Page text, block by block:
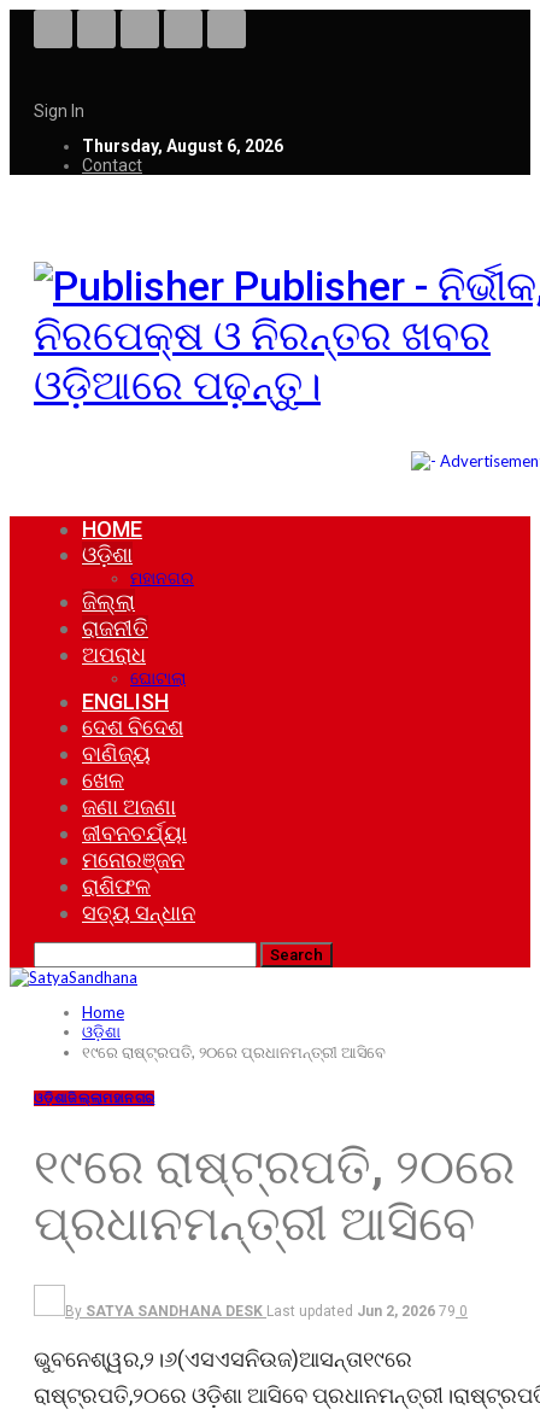
Sign In
Thursday, August 6, 2026
Contact
Publisher -
ନିରପେକ୍ଷ ଓ ନିରନ୍ତର ଖବର
ଓଡ଼ିଆରେ ପଢ଼ନ୍ତୁ।
HOME
ଓଡ଼ିଶା
ମହାନଗର
ଜିଲ୍ଲା
ରାଜନୀତି
ଅପରାଧ
ଘୋଟାଲା
ENGLISH
ଦେଶ ବିଦେଶ
ବାଣିଜ୍ୟ
ଖେଳ
ଜଣା ଅଜଣା
ଜୀବନଚର୍ଯ୍ୟା
ମନୋରଞ୍ଜନ
ରାଶିଫଳ
ସତ୍ୟ ସନ୍ଧାନ
Home
ଓଡ଼ିଶା
୧୯ରେ ରାଷ୍ଟ୍ରପତି, ୨୦ରେ ପ୍ରଧାନମନ୍ତ୍ରୀ ଆସିବେ
ଓଡ଼ିଶାଜିଲ୍ଲାମହାନଗର
୧୯ରେ ରାଷ୍ଟ୍ରପତି, ୨୦ରେ
ପ୍ରଧାନମନ୍ତ୍ରୀ ଆସିବେ
By SATYA SANDHANA DESK Last updated Jun 2, 2026 79 0
ଭୁବନେଶ୍ୱର,୨।୬(ଏସଏସନିଉଜ)ଆସନ୍ତା୧୯ରେ
ରାଷ୍ଟ୍ରପତି,୨୦ରେ ଓଡ଼ିଶା ଆସିବେ